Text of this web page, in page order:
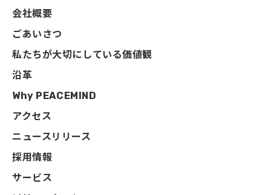
会社概要
ごあいさつ
私たちが大切にしている価値観
沿革
Why PEACEMIND
アクセス
ニュースリリース
採用情報
サービス